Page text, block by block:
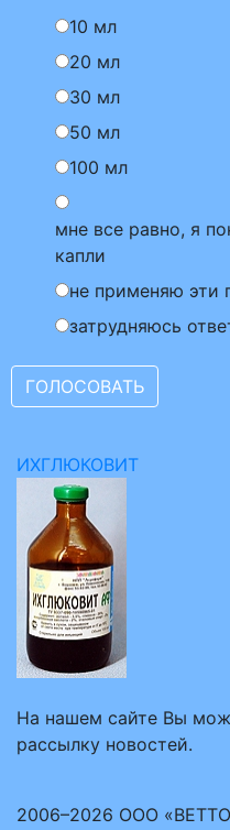
10 мл
20 мл
30 мл
50 мл
100 мл
мне все равно, я
капли
не применяю эти
затрудняюсь
ИХГЛЮКОВИТ
На нашем сайте Вы
рассылку новостей.
2006–2026 ООО